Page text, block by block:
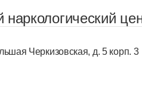
Черкизовская, д. 5 корп. 3